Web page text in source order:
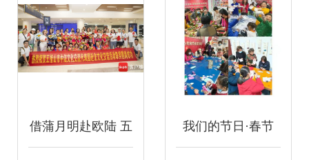
有感
借蒲月明赴欧陆 五 我们的节日·春节